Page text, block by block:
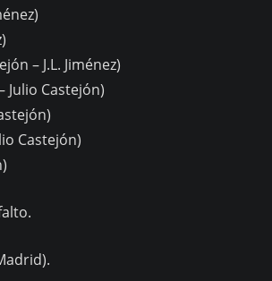
– J.L. Jiménez)
Julio Castejón)
Castejón)